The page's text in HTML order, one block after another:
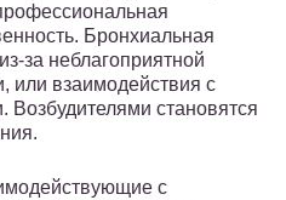
Бронхиальная
за неблагоприятной
или взаимодействия с
становятся
с